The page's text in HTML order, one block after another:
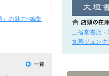
三省堂書店
丸善ジュン
』の魅力<編集